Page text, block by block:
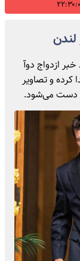
لندن
ازدواج دوآ
کرده و تصاویر
دست می‌شود.